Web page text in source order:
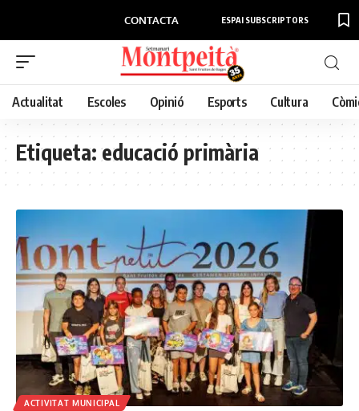
CONTACTA ESPAI SUBSCRIPTORS
Actualitat Escoles Opinió Esports Cultura
Etiqueta:educació primària
ACTIVITAT MUNICIPAL